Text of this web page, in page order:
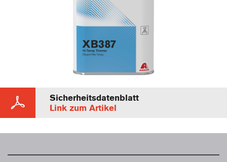
Sicherheitsdatenblatt
Link zum Artikel